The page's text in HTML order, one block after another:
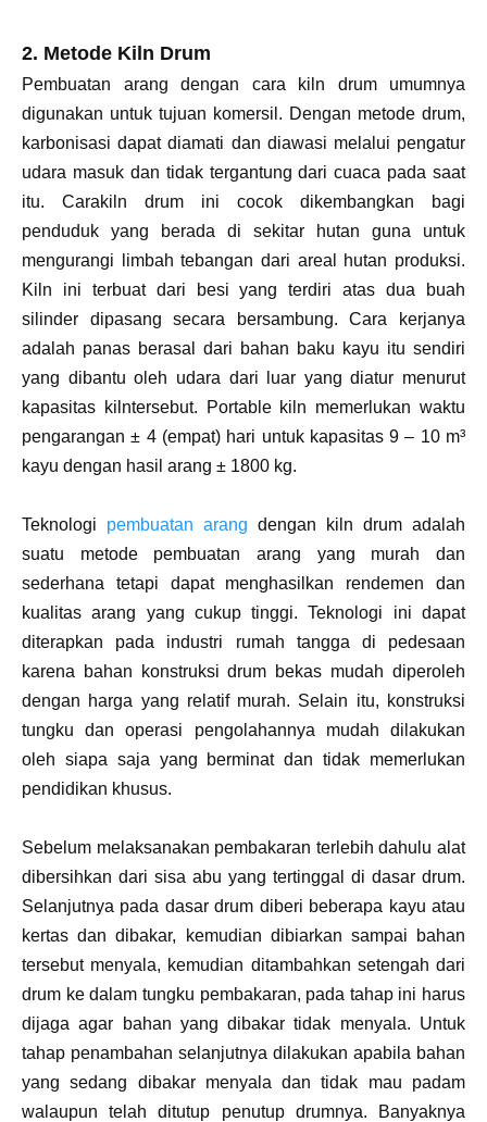
2. Metode Kiln Drum
Pembuatan arang dengan cara kiln drum umumnya
digunakan untuk tujuan komersil. Dengan metode drum,
karbonisasi dapat diamati dan diawasi melalui pengatur
udara masuk dan tidak tergantung dari cuaca pada saat
itu. Carakiln drum ini cocok dikembangkan bagi
penduduk yang berada di sekitar hutan guna untuk
mengurangi limbah tebangan dari areal hutan produksi.
Kiln ini terbuat dari besi yang terdiri atas dua buah
silinder dipasang secara bersambung. Cara kerjanya
adalah panas berasal dari bahan baku kayu itu sendiri
yang dibantu oleh udara dari luar yang diatur menurut
kapasitas kilntersebut. Portable kiln memerlukan waktu
pengarangan ± 4 (empat) hari untuk kapasitas 9 – 10 m³
kayu dengan hasil arang ± 1800 kg.
Teknologi pembuatan arang dengan kiln drum adalah
suatu metode pembuatan arang yang murah dan
sederhana tetapi dapat menghasilkan rendemen dan
kualitas arang yang cukup tinggi. Teknologi ini dapat
diterapkan pada industri rumah tangga di pedesaan
karena bahan konstruksi drum bekas mudah diperoleh
dengan harga yang relatif murah. Selain itu, konstruksi
tungku dan operasi pengolahannya mudah dilakukan
oleh siapa saja yang berminat dan tidak memerlukan
pendidikan khusus.
Sebelum melaksanakan pembakaran terlebih dahulu alat
dibersihkan dari sisa abu yang tertinggal di dasar drum.
Selanjutnya pada dasar drum diberi beberapa kayu atau
kertas dan dibakar, kemudian dibiarkan sampai bahan
tersebut menyala, kemudian ditambahkan setengah dari
drum ke dalam tungku pembakaran, pada tahap ini harus
dijaga agar bahan yang dibakar tidak menyala. Untuk
tahap penambahan selanjutnya dilakukan apabila bahan
yang sedang dibakar menyala dan tidak mau padam
walaupun telah ditutup penutup drumnya. Banyaknya